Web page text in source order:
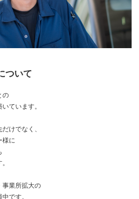
ついて
の
ています。
けでなく、
様に
事業所拡大の
です。